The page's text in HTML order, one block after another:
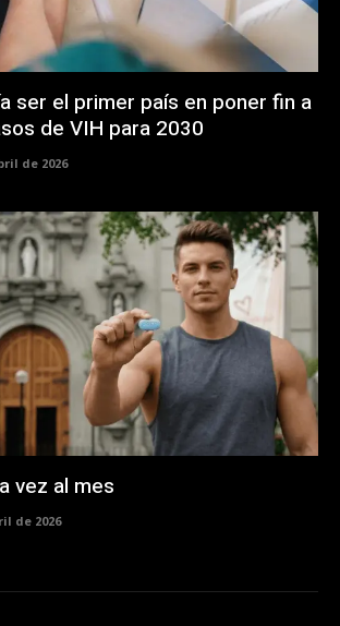
ser el primer país en poner fin a
de VIH para 2030
de 2026
vez al mes
de 2026